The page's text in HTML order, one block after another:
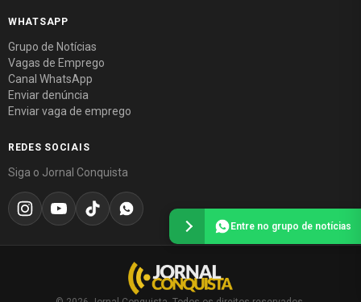
WHATSAPP
Grupo de Notícias
Vagas de Emprego
Canal WhatsApp
Enviar denúncia
Enviar vaga de emprego
REDES SOCIAIS
Siga o Jornal Conquista
Entre no grupo de notícias